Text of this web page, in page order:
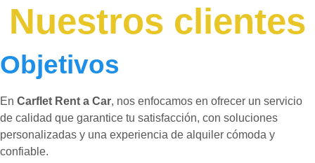
Nuestros clientes
Objetivos
En Carflet Rent a Car, nos enfocamos en ofrecer un servicio
de calidad que garantice tu satisfacción, con soluciones
personalizadas y una experiencia de alquiler cómoda y
confiable.